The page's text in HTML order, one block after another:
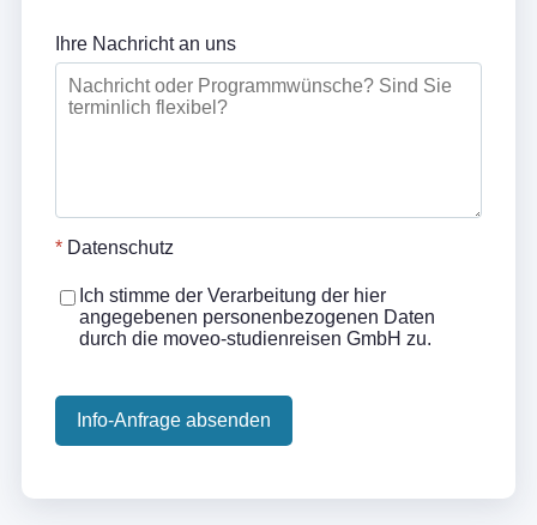
Ihre Nachricht an uns
* Datenschutz
Ich stimme der Verarbeitung der hier
angegebenen personenbezogenen Daten
durch die moveo-studienreisen GmbH zu.
Info-Anfrage absenden